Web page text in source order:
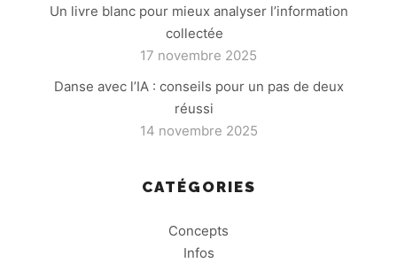
Un livre blanc pour mieux analyser l’information
collectée
17 novembre 2025
Danse avec l’IA : conseils pour un pas de deux
réussi
14 novembre 2025
CATÉGORIES
Concepts
Infos